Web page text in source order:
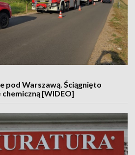
pod Warszawą. Ściągnięto
[WIDEO]